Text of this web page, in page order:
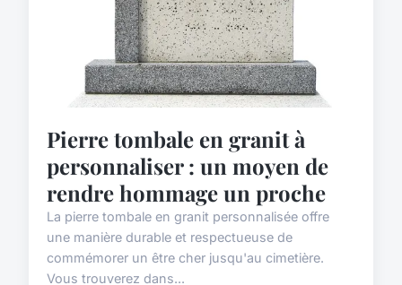
Pierre tombale en granit à
personnaliser : un moyen de
rendre hommage un proche
La pierre tombale en granit personnalisée offre
une manière durable et respectueuse de
commémorer un être cher jusqu'au cimetière.
Vous trouverez dans...